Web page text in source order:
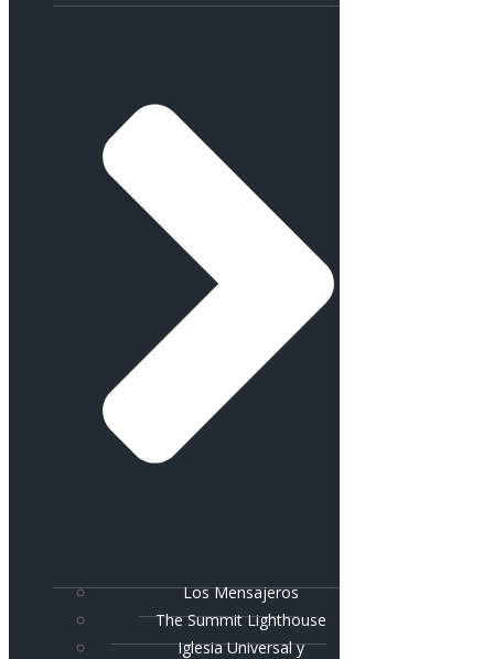
Los Mensajeros
The Summit Lighthouse
Iglesia Universal y